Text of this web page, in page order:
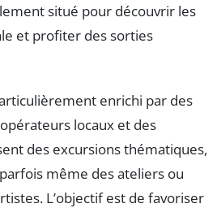
situé pour découvrir les
et profiter des sorties
enrichi par des
locaux et des
des excursions thématiques,
même des ateliers ou
L’objectif est de favoriser